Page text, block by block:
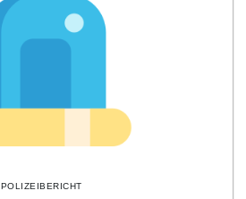
POLIZEIBERICHT